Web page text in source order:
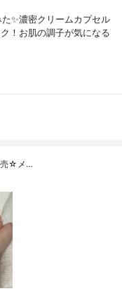
✨濃密クリームカプセル
！お肌の調子が気になる
売☆メ…